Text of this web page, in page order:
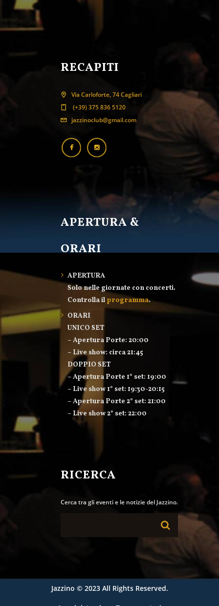
RECAPITI
Via Carloforte, 74 Cagliari
(+39) 375 836 5120
jazzinoclub@gmail.com
APERTURA &
ORARI
APERTURA
Solo nelle giornate con concerti.
Controlla il programma.
ORARI
UNICO SET
– Apertura Porte: 20:00
– Live show: circa 21:45
DOPPIO SET
– Apertura Porte 1° set: 19:00
– Live show 1° set: 19:30-20:15
– Apertura Porte 2° set: 21:00
– Live show 2° set: 22:00
RICERCA
Cerca tra gli eventi e le notizie del Jazzino.
Jazzino © 2023 All Rights Reserved.